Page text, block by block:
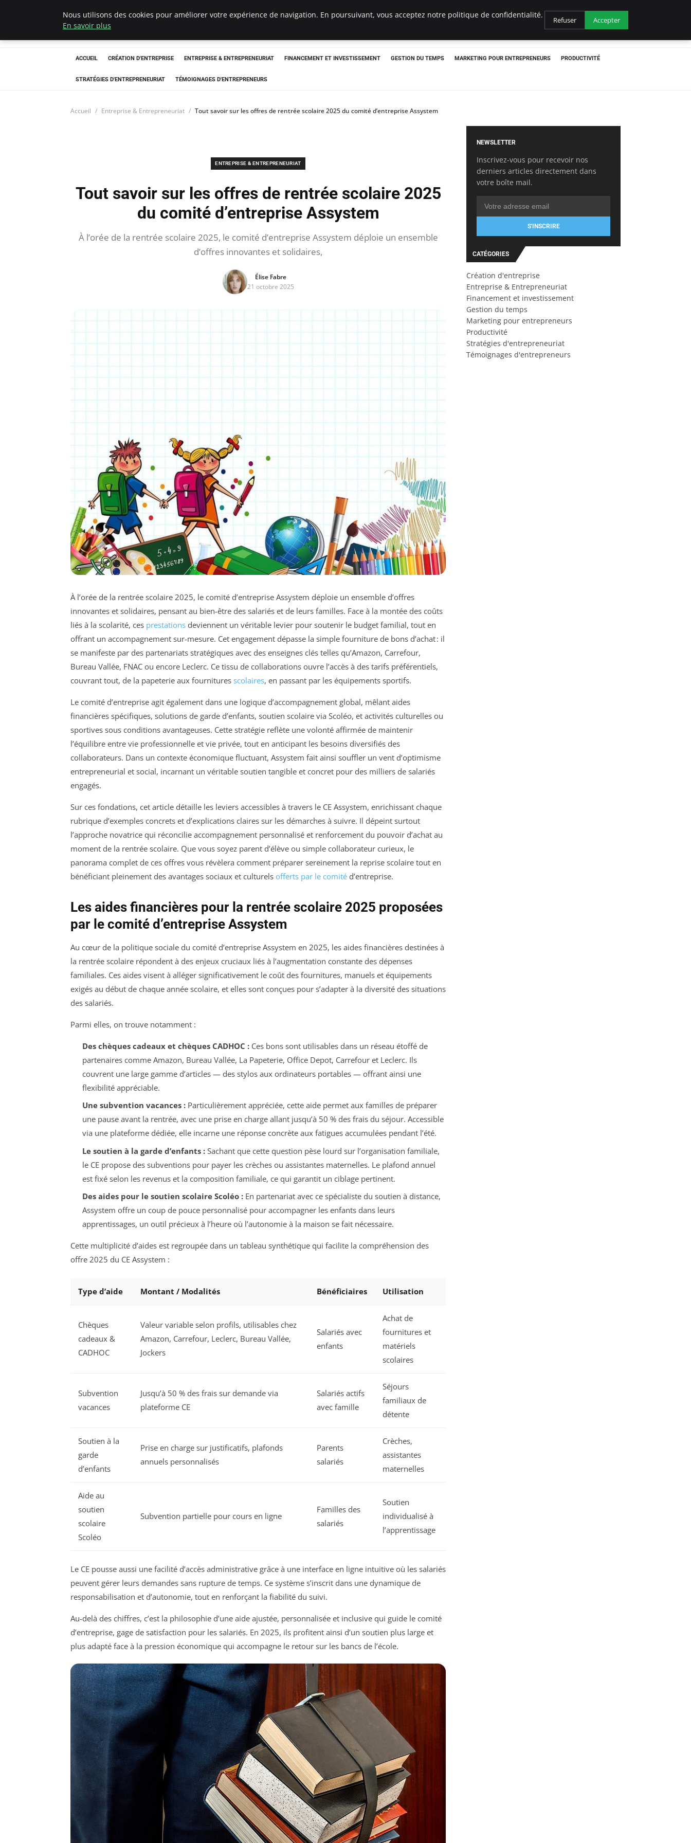
LECFCM
ACCUEIL CRÉATION D'ENTREPRISE ENTREPRISE & ENTREPRENEURIAT FINANCEMENT ET INVESTISSEMENT GESTION DU TEMPS MARKETING POUR ENTREPRENEURS PRODUCTIVITÉ
STRATÉGIES D'ENTREPRENEURIAT TÉMOIGNAGES D'ENTREPRENEURS
Accueil Entreprise & Entrepreneuriat Tout savoir sur les offres de rentrée scolaire 2025 du comité d’entreprise Assystem
ENTREPRISE & ENTREPRENEURIAT
Tout savoir sur les offres de rentrée scolaire 2025
du comité d’entreprise Assystem
À l’orée de la rentrée scolaire 2025, le comité d’entreprise Assystem déploie un ensemble
d’offres innovantes et solidaires,
Élise Fabre
21 octobre 2025
À l’orée de la rentrée scolaire 2025, le comité d’entreprise Assystem déploie un ensemble d’offres
innovantes et solidaires, pensant au bien-être des salariés et de leurs familles. Face à la montée des coûts
liés à la scolarité, ces prestations deviennent un véritable levier pour soutenir le budget familial, tout en
offrant un accompagnement sur-mesure. Cet engagement dépasse la simple fourniture de bons d’achat : il
se manifeste par des partenariats stratégiques avec des enseignes clés telles qu’Amazon, Carrefour,
Bureau Vallée, FNAC ou encore Leclerc. Ce tissu de collaborations ouvre l’accès à des tarifs préférentiels,
couvrant tout, de la papeterie aux fournitures scolaires, en passant par les équipements sportifs.
Le comité d’entreprise agit également dans une logique d’accompagnement global, mêlant aides
financières spécifiques, solutions de garde d’enfants, soutien scolaire via Scoléo, et activités culturelles ou
sportives sous conditions avantageuses. Cette stratégie reflète une volonté affirmée de maintenir
l’équilibre entre vie professionnelle et vie privée, tout en anticipant les besoins diversifiés des
collaborateurs. Dans un contexte économique fluctuant, Assystem fait ainsi souffler un vent d’optimisme
entrepreneurial et social, incarnant un véritable soutien tangible et concret pour des milliers de salariés
engagés.
Sur ces fondations, cet article détaille les leviers accessibles à travers le CE Assystem, enrichissant chaque
rubrique d’exemples concrets et d’explications claires sur les démarches à suivre. Il dépeint surtout
l’approche novatrice qui réconcilie accompagnement personnalisé et renforcement du pouvoir d’achat au
moment de la rentrée scolaire. Que vous soyez parent d’élève ou simple collaborateur curieux, le
panorama complet de ces offres vous révèlera comment préparer sereinement la reprise scolaire tout en
bénéficiant pleinement des avantages sociaux et culturels offerts par le comité d’entreprise.
Les aides financières pour la rentrée scolaire 2025 proposées
par le comité d’entreprise Assystem
Au cœur de la politique sociale du comité d’entreprise Assystem en 2025, les aides financières destinées à
la rentrée scolaire répondent à des enjeux cruciaux liés à l’augmentation constante des dépenses
familiales. Ces aides visent à alléger significativement le coût des fournitures, manuels et équipements
exigés au début de chaque année scolaire, et elles sont conçues pour s’adapter à la diversité des situations
des salariés.
Parmi elles, on trouve notamment :
Des chèques cadeaux et chèques CADHOC :Ces bons sont utilisables dans un réseau étoffé de
partenaires comme Amazon, Bureau Vallée, La Papeterie, Office Depot, Carrefour et Leclerc. Ils
couvrent une large gamme d’articles — des stylos aux ordinateurs portables — offrant ainsi une
flexibilité appréciable.
Une subvention vacances :Particulièrement appréciée, cette aide permet aux familles de préparer
une pause avant la rentrée, avec une prise en charge allant jusqu’à 50 % des frais du séjour. Accessible
via une plateforme dédiée, elle incarne une réponse concrète aux fatigues accumulées pendant l’été.
Le soutien à la garde d’enfants :Sachant que cette question pèse lourd sur l’organisation familiale,
le CE propose des subventions pour payer les crèches ou assistantes maternelles. Le plafond annuel
est fixé selon les revenus et la composition familiale, ce qui garantit un ciblage pertinent.
Des aides pour le soutien scolaire Scoléo :En partenariat avec ce spécialiste du soutien à distance,
Assystem offre un coup de pouce personnalisé pour accompagner les enfants dans leurs
apprentissages, un outil précieux à l’heure où l’autonomie à la maison se fait nécessaire.
Cette multiplicité d’aides est regroupée dans un tableau synthétique qui facilite la compréhension des
offre 2025 du CE Assystem :
Type d’aide Montant / Modalités Bénéficiaires Utilisation
Chèques
cadeaux &
CADHOC
Valeur variable selon profils, utilisables chez
Amazon, Carrefour, Leclerc, Bureau Vallée,
Jockers
Salariés avec
enfants
Achat de
fournitures et
matériels
scolaires
Subvention
vacances
Jusqu’à 50 % des frais sur demande via
plateforme CE
Salariés actifs
avec famille
Séjours
familiaux de
détente
Soutien à la
garde
d’enfants
Prise en charge sur justificatifs, plafonds
annuels personnalisés
Parents
salariés
Crèches,
assistantes
maternelles
Aide au
soutien
scolaire
Scoléo
Subvention partielle pour cours en ligne
Familles des
salariés
Soutien
individualisé à
l’apprentissage
Le CE pousse aussi une facilité d’accès administrative grâce à une interface en ligne intuitive où les salariés
peuvent gérer leurs demandes sans rupture de temps. Ce système s’inscrit dans une dynamique de
responsabilisation et d’autonomie, tout en renforçant la fiabilité du suivi.
Au-delà des chiffres, c’est la philosophie d’une aide ajustée, personnalisée et inclusive qui guide le comité
d’entreprise, gage de satisfaction pour les salariés. En 2025, ils profitent ainsi d’un soutien plus large et
plus adapté face à la pression économique qui accompagne le retour sur les bancs de l’école.
NEWSLETTER
Inscrivez-vous pour recevoir nos
derniers articles directement dans
votre boîte mail.
S'INSCRIRE
CATÉGORIES
Création d'entreprise
Entreprise & Entrepreneuriat
Financement et investissement
Gestion du temps
Marketing pour entrepreneurs
Productivité
Stratégies d'entrepreneuriat
Témoignages d'entrepreneurs
Nous utilisons des cookies pour améliorer votre expérience de navigation. En poursuivant, vous acceptez notre politique de confidentialité.
En savoir plus
Refuser Accepter